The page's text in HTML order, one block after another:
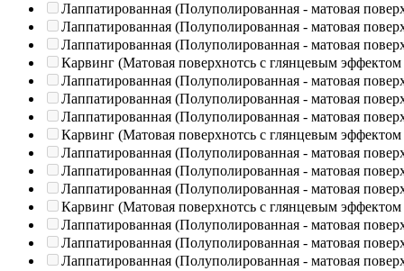
Лаппатированная (Полуполированная - матовая
Лаппатированная (Полуполированная - матовая
Лаппатированная (Полуполированная - матовая
Карвинг (Матовая поверхнотсь с глянцевым эффектом
Лаппатированная (Полуполированная - матовая
Лаппатированная (Полуполированная - матовая
Лаппатированная (Полуполированная - матовая
Карвинг (Матовая поверхнотсь с глянцевым эффектом
Лаппатированная (Полуполированная - матовая
Лаппатированная (Полуполированная - матовая
Лаппатированная (Полуполированная - матовая
Карвинг (Матовая поверхнотсь с глянцевым эффектом
Лаппатированная (Полуполированная - матовая
Лаппатированная (Полуполированная - матовая
Лаппатированная (Полуполированная - матовая